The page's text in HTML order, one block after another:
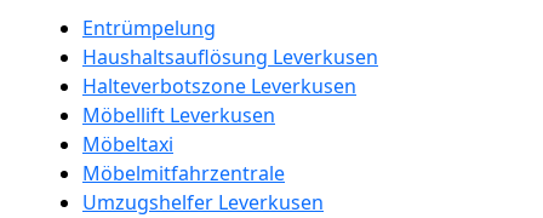
Entrümpelung
Haushaltsauflösung Leverkusen
Halteverbotszone Leverkusen
Möbellift Leverkusen
Möbeltaxi
Möbelmitfahrzentrale
Umzugshelfer Leverkusen